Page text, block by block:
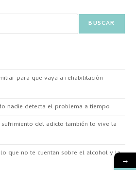
BUSCAR
para que vaya a rehabilitación
nadie detecta el problema a tiempo
del adicto también lo vive la
que no te cuentan sobre el alcohol y la
→